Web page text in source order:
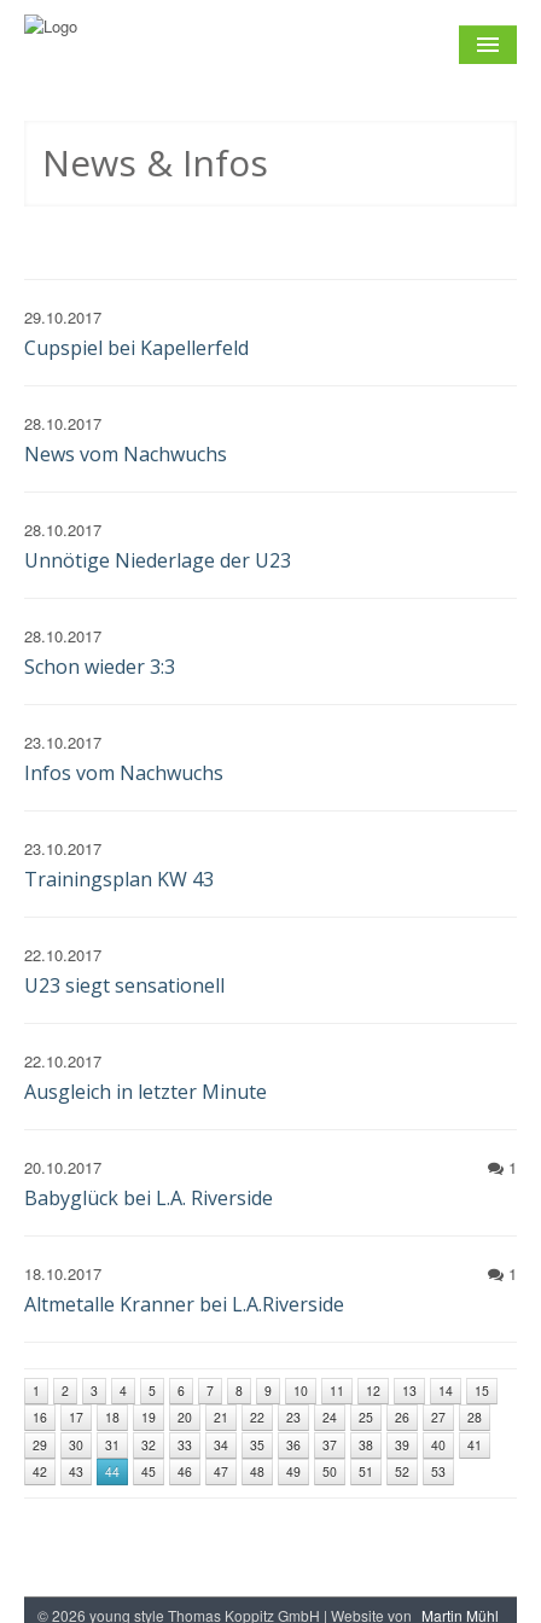
News & Infos
29.10.2017
Cupspiel bei Kapellerfeld
28.10.2017
News vom Nachwuchs
28.10.2017
Unnötige Niederlage der U23
28.10.2017
Schon wieder 3:3
23.10.2017
Infos vom Nachwuchs
23.10.2017
Trainingsplan KW 43
22.10.2017
U23 siegt sensationell
22.10.2017
Ausgleich in letzter Minute
1
20.10.2017
Babyglück bei L.A. Riverside
1
18.10.2017
Altmetalle Kranner bei L.A.Riverside
1 2 3 4 5 6 7 8 9 10 11 12 13 14
15
16
17 18 19 20 21 22 23 24 25 26 27
28
29
30 31 32 33 34 35 36 37 38 39 40
41
42
43 44 45 46 47 48 49 50 51 52 53
© 2026 young style Thomas Koppitz GmbH | Website von Martin Mühl